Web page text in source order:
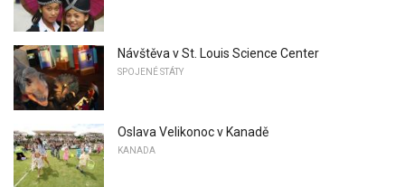
Návštěva v St. Louis Science Center
SPOJENÉ STÁTY
Oslava Velikonoc v Kanadě
KANADA